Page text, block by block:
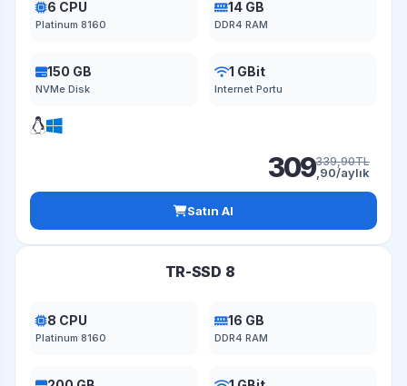
6 CPU
Platinum 8160
14 GB
DDR4 RAM
150 GB
NVMe Disk
1 GBit
Internet Portu
309339,90TL
,90/aylık
Satın Al
TR-SSD 8
8 CPU
Platinum 8160
16 GB
DDR4 RAM